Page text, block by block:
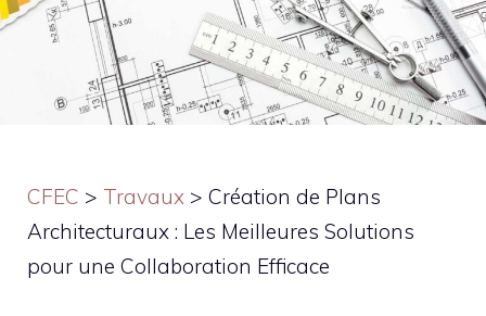
CFEC > Travaux > Création de Plans
Architecturaux : Les Meilleures Solutions
pour une Collaboration Efficace